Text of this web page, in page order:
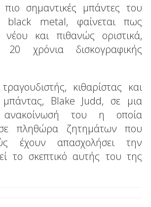
σημαντικές μπάντες του
black metal, φαίνεται πως
νέου και πιθανώς οριστικά,
χρόνια δισκογραφικής
κιθαρίστας και
μπάντας, Blake Judd, σε μια
ανακοίνωσή του η οποία
πληθώρα ζητημάτων που
έχουν απασχολήσει την
το σκεπτικό αυτής του της